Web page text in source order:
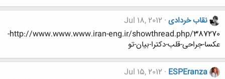
نقاب خردادی Jul 18, 2012
http://www.www.www.iran-eng.ir/showthread.php/387270-
عکسا-جراحی-قلب-دکترا-بیان-تو
ESPEranza
Jul 15, 2012